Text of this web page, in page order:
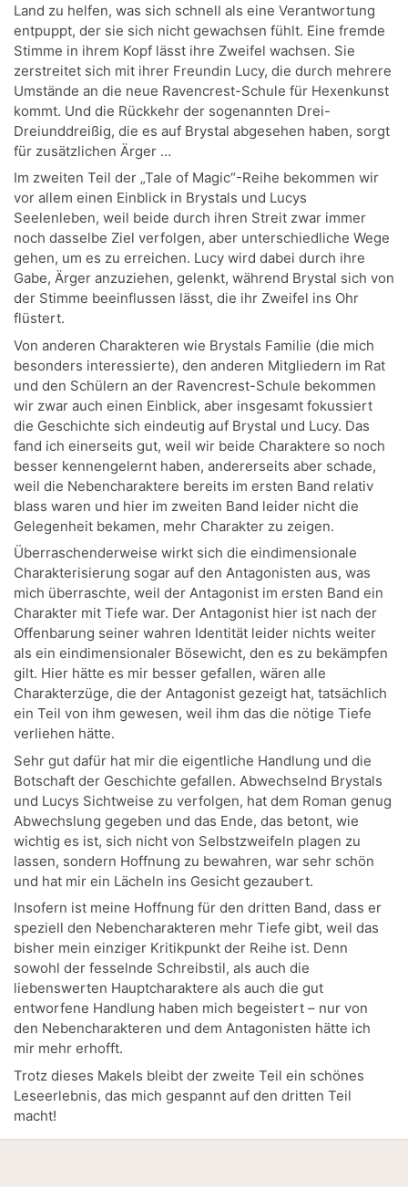
Land zu helfen, was sich schnell als eine Verantwortung
entpuppt, der sie sich nicht gewachsen fühlt. Eine fremde
Stimme in ihrem Kopf lässt ihre Zweifel wachsen. Sie
zerstreitet sich mit ihrer Freundin Lucy, die durch mehrere
Umstände an die neue Ravencrest-Schule für Hexenkunst
kommt. Und die Rückkehr der sogenannten Drei-
Dreiunddreißig, die es auf Brystal abgesehen haben, sorgt
für zusätzlichen Ärger …
Im zweiten Teil der „Tale of Magic“-Reihe bekommen wir
vor allem einen Einblick in Brystals und Lucys
Seelenleben, weil beide durch ihren Streit zwar immer
noch dasselbe Ziel verfolgen, aber unterschiedliche Wege
gehen, um es zu erreichen. Lucy wird dabei durch ihre
Gabe, Ärger anzuziehen, gelenkt, während Brystal sich von
der Stimme beeinflussen lässt, die ihr Zweifel ins Ohr
flüstert.
Von anderen Charakteren wie Brystals Familie (die mich
besonders interessierte), den anderen Mitgliedern im Rat
und den Schülern an der Ravencrest-Schule bekommen
wir zwar auch einen Einblick, aber insgesamt fokussiert
die Geschichte sich eindeutig auf Brystal und Lucy. Das
fand ich einerseits gut, weil wir beide Charaktere so noch
besser kennengelernt haben, andererseits aber schade,
weil die Nebencharaktere bereits im ersten Band relativ
blass waren und hier im zweiten Band leider nicht die
Gelegenheit bekamen, mehr Charakter zu zeigen.
Überraschenderweise wirkt sich die eindimensionale
Charakterisierung sogar auf den Antagonisten aus, was
mich überraschte, weil der Antagonist im ersten Band ein
Charakter mit Tiefe war. Der Antagonist hier ist nach der
Offenbarung seiner wahren Identität leider nichts weiter
als ein eindimensionaler Bösewicht, den es zu bekämpfen
gilt. Hier hätte es mir besser gefallen, wären alle
Charakterzüge, die der Antagonist gezeigt hat, tatsächlich
ein Teil von ihm gewesen, weil ihm das die nötige Tiefe
verliehen hätte.
Sehr gut dafür hat mir die eigentliche Handlung und die
Botschaft der Geschichte gefallen. Abwechselnd Brystals
und Lucys Sichtweise zu verfolgen, hat dem Roman genug
Abwechslung gegeben und das Ende, das betont, wie
wichtig es ist, sich nicht von Selbstzweifeln plagen zu
lassen, sondern Hoffnung zu bewahren, war sehr schön
und hat mir ein Lächeln ins Gesicht gezaubert.
Insofern ist meine Hoffnung für den dritten Band, dass er
speziell den Nebencharakteren mehr Tiefe gibt, weil das
bisher mein einziger Kritikpunkt der Reihe ist. Denn
sowohl der fesselnde Schreibstil, als auch die
liebenswerten Hauptcharaktere als auch die gut
entworfene Handlung haben mich begeistert – nur von
den Nebencharakteren und dem Antagonisten hätte ich
mir mehr erhofft.
Trotz dieses Makels bleibt der zweite Teil ein schönes
Leseerlebnis, das mich gespannt auf den dritten Teil
macht!